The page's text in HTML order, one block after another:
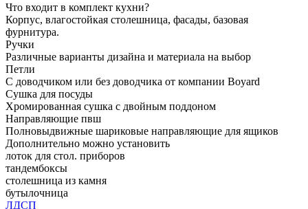
Что входит в комплект кухни?
Корпус, влагостойкая столешница, фасады, базовая
фурнитура.
Ручки
Различные варианты дизайна и материала на выбор
Петли
С доводчиком или без доводчика от компании Boyard
Сушка для посуды
Хромированная сушка с двойным поддоном
Направляющие пвш
Полновыдвижные шариковые направляющие для ящиков
Дополнительно можно установить
лоток для стол. приборов
тандембоксы
столешница из камня
бутылочница
ЛДСП